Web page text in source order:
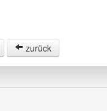
zurück